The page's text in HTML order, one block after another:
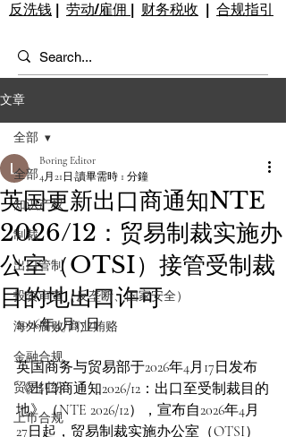
反洗钱 | 劳动/雇佣 | 财务税收 | 合规指引
文章
全部
知识产权
制裁
出口管制
投资审查（反垄断、国家安全）
海外腐败/商业贿赂
金融合规
贸易纠纷
上市合规
全部
英国更新出口商通知NTE
2026/12：贸易制裁实施办
公室（OTSI）接管受制裁
目的地出口许可
Boring Editor
4月21日 讀畢需時 1 分鐘
2026年4月17日
英国商务与贸易部于2026年4月17日发布
《出口商通知2026/12：出口至受制裁目的
地》（NTE 2026/12），宣布自2026年4月
27日起，贸易制裁实施办公室（OTSI）